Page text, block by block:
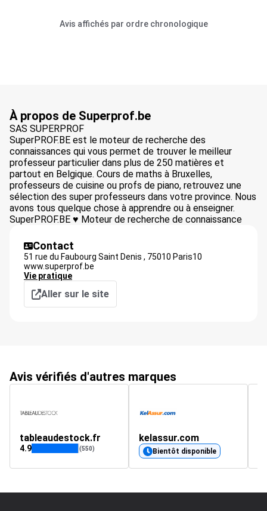
Avis affichés par ordre chronologique
À propos de Superprof.be
SAS SUPERPROF
SuperPROF.BE est le moteur de recherche des
connaissances qui vous permet de trouver le meilleur
professeur particulier dans plus de 250 matières et
partout en Belgique. Cours de maths à Bruxelles,
professeurs de cuisine ou profs de piano, retrouvez une
sélection des super professeurs dans votre province. Nous
avons tous quelque chose à apprendre ou à enseigner.
SuperPROF.BE ♥ Moteur de recherche de connaissance
Contact
51 rue du Faubourg Saint Denis , 75010 Paris10
www.superprof.be
Vie pratique
Aller sur le site
Avis vérifiés d'autres marques
tableaudestock.fr
4.9 (550)
kelassur.com
Bientôt disponible